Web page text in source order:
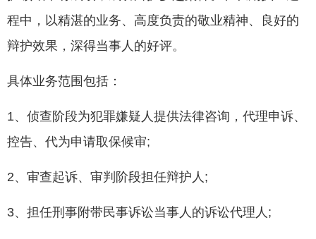
程中，以精湛的业务、高度负责的敬业精神、良好的
辩护效果，深得当事人的好评。
具体业务范围包括：
1、侦查阶段为犯罪嫌疑人提供法律咨询，代理申诉、
控告、代为申请取保候审;
2、审查起诉、审判阶段担任辩护人;
3、担任刑事附带民事诉讼当事人的诉讼代理人;